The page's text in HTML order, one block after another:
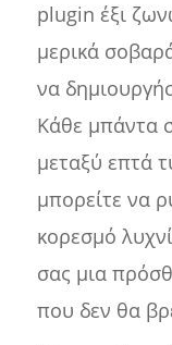
plugin έξι
μερικά
να
Κάθε μπάντα
μεταξύ επτά
μπορείτε να
κορεσμό
σας μια
που δεν θα